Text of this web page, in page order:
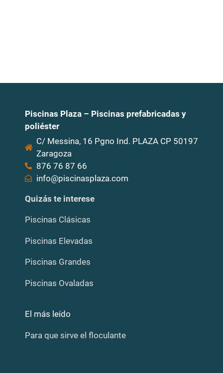
Piscinas Plaza – Piscinas prefabricadas y
poliéster
C/ Messina, 16 Pgno Ind. PLAZA CP 50197
Zaragoza
876 76 87 66
info@piscinasplaza.com
Quizás te interese
Piscinas Clásicas
Piscinas Elevadas
Piscinas Grandes
Piscinas Ovaladas
El más leído
Para que sirve el floculante